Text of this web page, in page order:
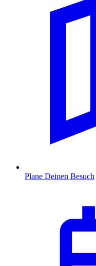
Plane Deinen Besuch